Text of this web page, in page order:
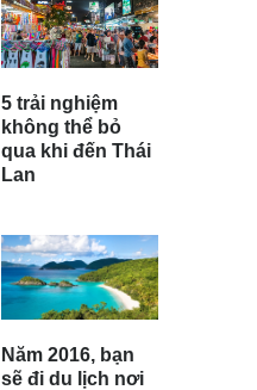
5 trải nghiệm
không thể bỏ
qua khi đến Thái
Lan
Năm 2016, bạn
sẽ đi du lịch nơi